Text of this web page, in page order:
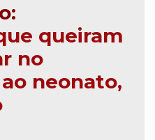
queiram
no
neonato,